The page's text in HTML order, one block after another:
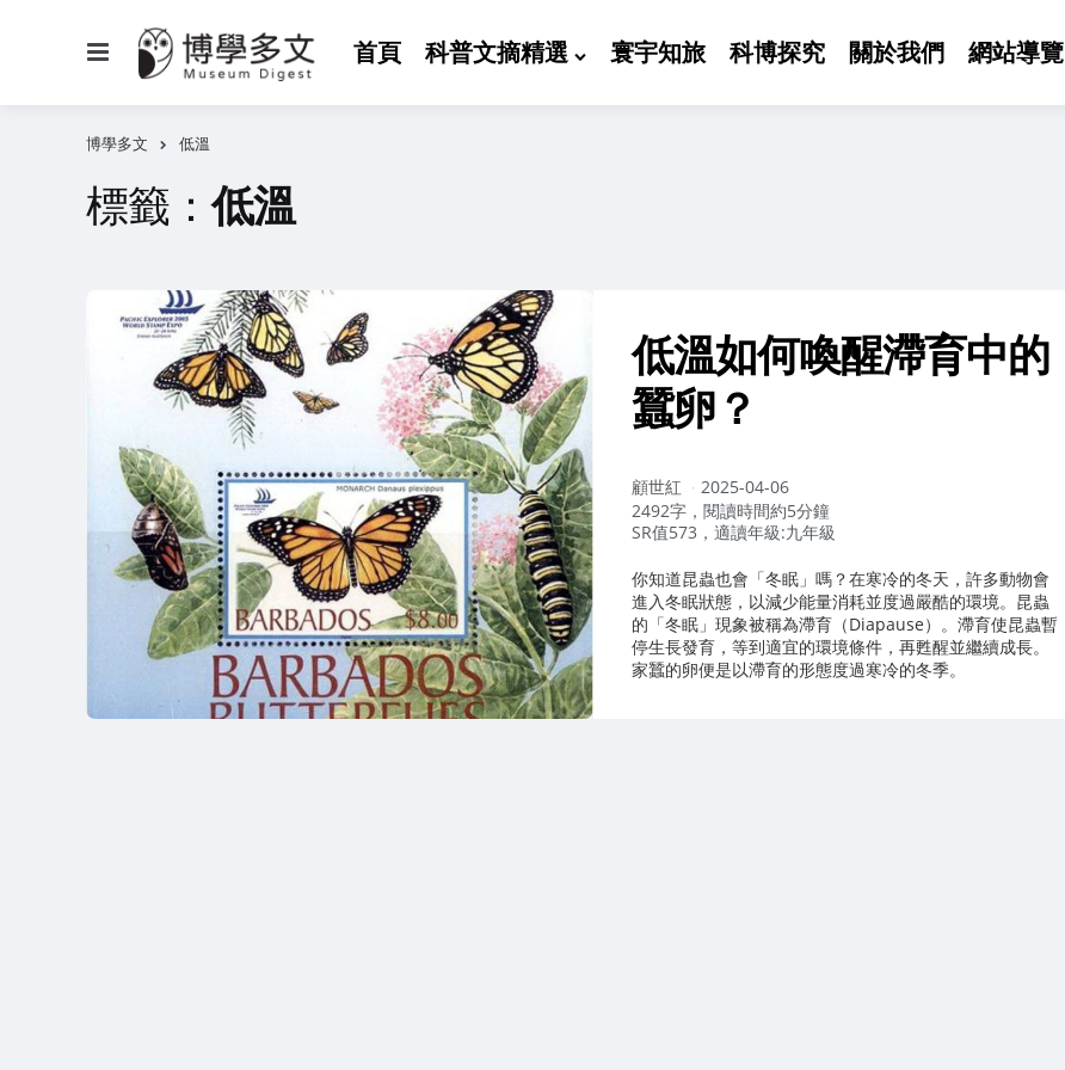
首頁 科普文摘精選 寰宇知旅 科博探究 關於我們 網站導覽
博學多文 低溫
標籤：低溫
低溫如何喚醒滯育中的
蠶卵？
作
者：
顧世紅
2025-04-06
2492字，閱讀時間約5分鐘
SR值573，適讀年級:九年級
你知道昆蟲也會「冬眠」嗎？在寒冷的冬天，許多動物會
進入冬眠狀態，以減少能量消耗並度過嚴酷的環境。昆蟲
的「冬眠」現象被稱為滯育（Diapause）。滯育使昆蟲暫
停生長發育，等到適宜的環境條件，再甦醒並繼續成長。
家蠶的卵便是以滯育的形態度過寒冷的冬季。